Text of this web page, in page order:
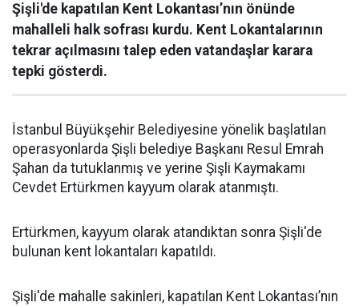
Şişli'de kapatılan Kent Lokantası’nın önünde
mahalleli halk sofrası kurdu. Kent Lokantalarının
tekrar açılmasını talep eden vatandaşlar karara
tepki gösterdi.
İstanbul Büyükşehir Belediyesine yönelik başlatılan
operasyonlarda Şişli belediye Başkanı Resul Emrah
Şahan da tutuklanmış ve yerine Şişli Kaymakamı
Cevdet Ertürkmen kayyum olarak atanmıştı.
Ertürkmen, kayyum olarak atandıktan sonra Şişli'de
bulunan kent lokantaları kapatıldı.
Şişli'de mahalle sakinleri, kapatılan Kent Lokantası’nın